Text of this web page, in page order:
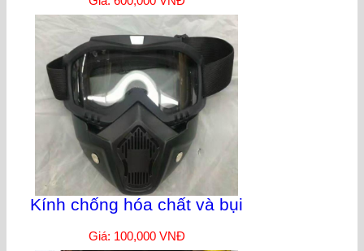
Kính chống hóa chất và bụi
Giá: 100,000 VNĐ